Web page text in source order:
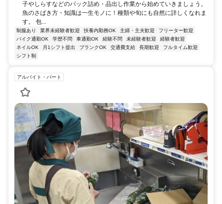
子やしらすなどのパック詰め・品出し作業から始めていきましょう。
魚のさばき方・知識は一生モノに！種類や旬にも自然に詳しくなれま
す。 包...
制服あり 業界未経験者歓迎 扶養内勤務OK 主婦・主夫歓迎
フリーター歓迎
バイク通勤OK
学歴不問 車通勤OK 経験不問 未経験者歓迎
経験者歓迎
ネイルOK
月1シフト提出 ブランクOK 交通費支給 長期歓迎
フルタイム歓迎
シフト制
アルバイト・パート